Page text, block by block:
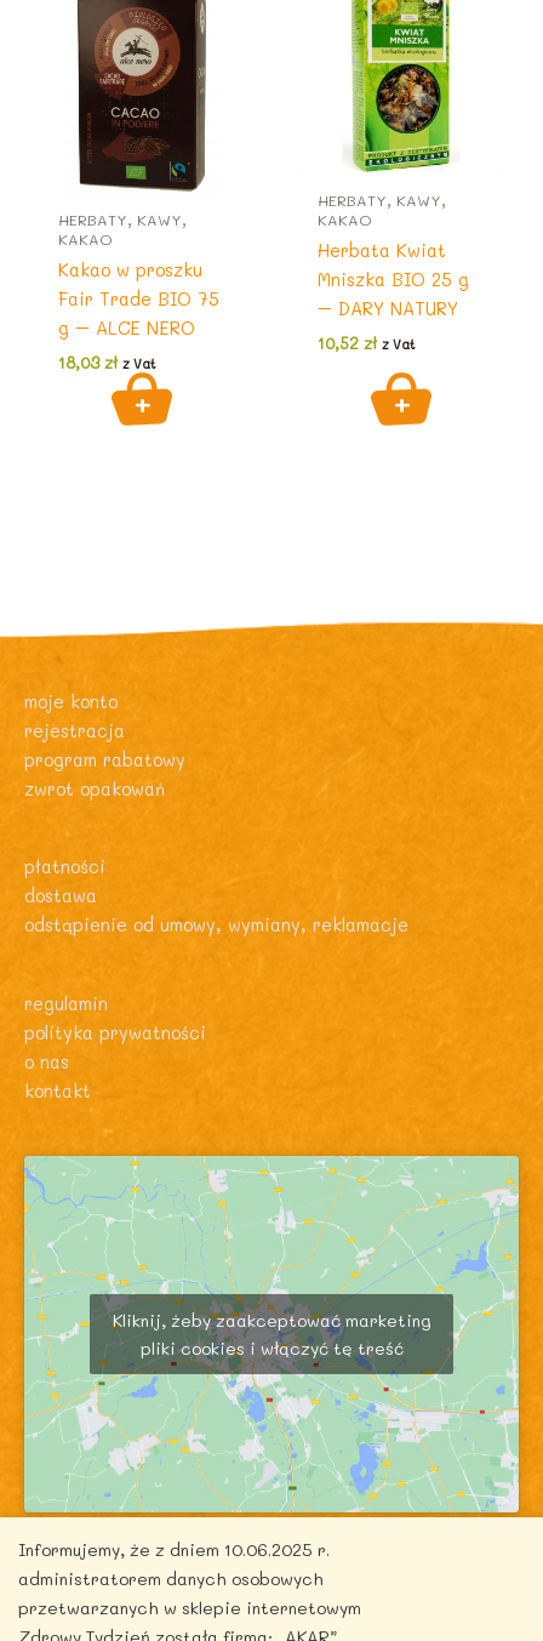
HERBATY, KAWY,
KAKAO
Kakao w proszku
Fair Trade BIO 75
g – ALCE NERO
18,03zł z Vat
HERBATY, KAWY,
KAKAO
Herbata Kwiat
Mniszka BIO 25 g
– DARY NATURY
10,52 zł z Vat
moje konto
rejestracja
program rabatowy
zwrot opakowań
płatności
dostawa
odstąpienie od umowy, wymiany, reklamacje
regulamin
polityka prywatności
o nas
kontakt
Kliknij, żeby zaakceptować marketing
pliki cookies i włączyć tę treść
Informujemy, że z dniem 10.06.2025 r.
administratorem danych osobowych
przetwarzanych w sklepie internetowym